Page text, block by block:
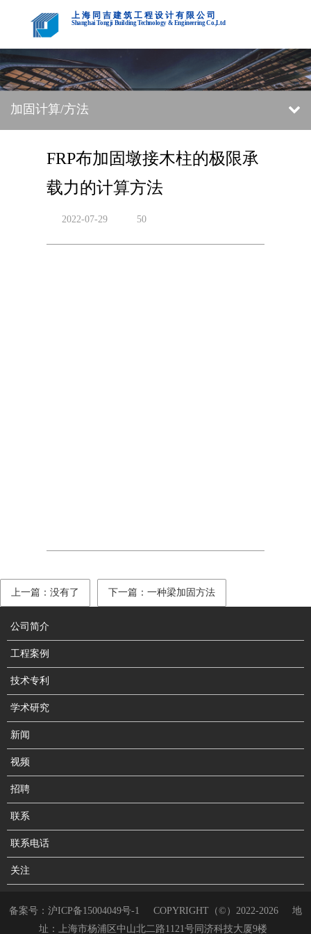
上海同吉建筑工程设计有限公司
Shanghai Tongji Building Technology & Engineering Co.,Ltd
加固计算/方法
FRP布加固墩接木柱的极限承
载力的计算方法
2022-07-29 50
上一篇：没有了 下一篇：一种梁加固方法
公司简介
工程案例
技术专利
学术研究
新闻
视频
招聘
联系
联系电话
关注
备案号： 沪ICP备15004049号-1 COPYRIGHT（©）2022-2026
地
址：上海市杨浦区中山北二路1121号同济科技大厦9楼